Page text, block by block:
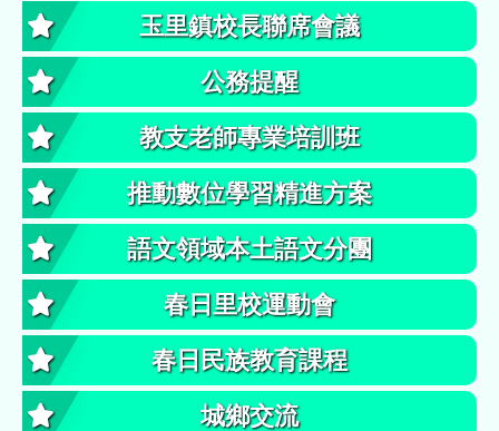
玉里鎮校長聯席會議
公務提醒
教支老師專業培訓班
推動數位學習精進方案
語文領域本土語文分團
春日里校運動會
春日民族教育課程
城鄉交流